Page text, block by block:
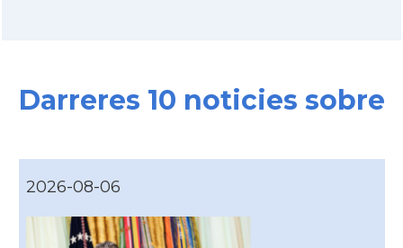
Darreres 10 noticies sobre
2026-08-06